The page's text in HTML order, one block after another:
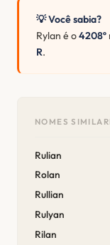
💡 Você sabia?
Rylan é o4208º
R.
NOMES
Rulian
Rolan
Rullian
Rulyan
Rilan